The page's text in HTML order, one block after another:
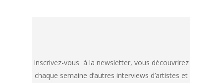
Inscrivez-vous à la newsletter, vous découvrirez
chaque semaine d’autres interviews d’artistes et